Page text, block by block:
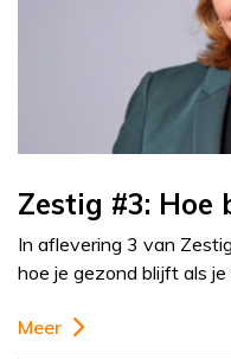
Zestig #3: Hoe
In aflevering 3 van
hoe je gezond blijft als
Meer